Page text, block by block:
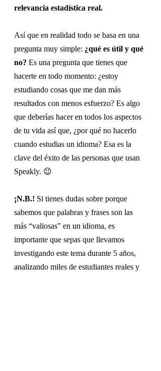
relevancia estadística real.
Así que en realidad todo se basa en una
pregunta muy simple: ¿qué es útil y qué
no? Es una pregunta que tienes que
hacerte en todo momento: ¿estoy
estudiando cosas que me dan más
resultados con menos esfuerzo? Es algo
que deberías hacer en todos los aspectos
de tu vida así que, ¿por qué no hacerlo
cuando estudias un idioma? Esa es la
clave del éxito de las personas que usan
Speakly. 😉
¡N.B.! Si tienes dudas sobre porque
sabemos que palabras y frases son las
más “valiosas” en un idioma, es
importante que sepas que llevamos
investigando este tema durante 5 años,
analizando miles de estudiantes reales y